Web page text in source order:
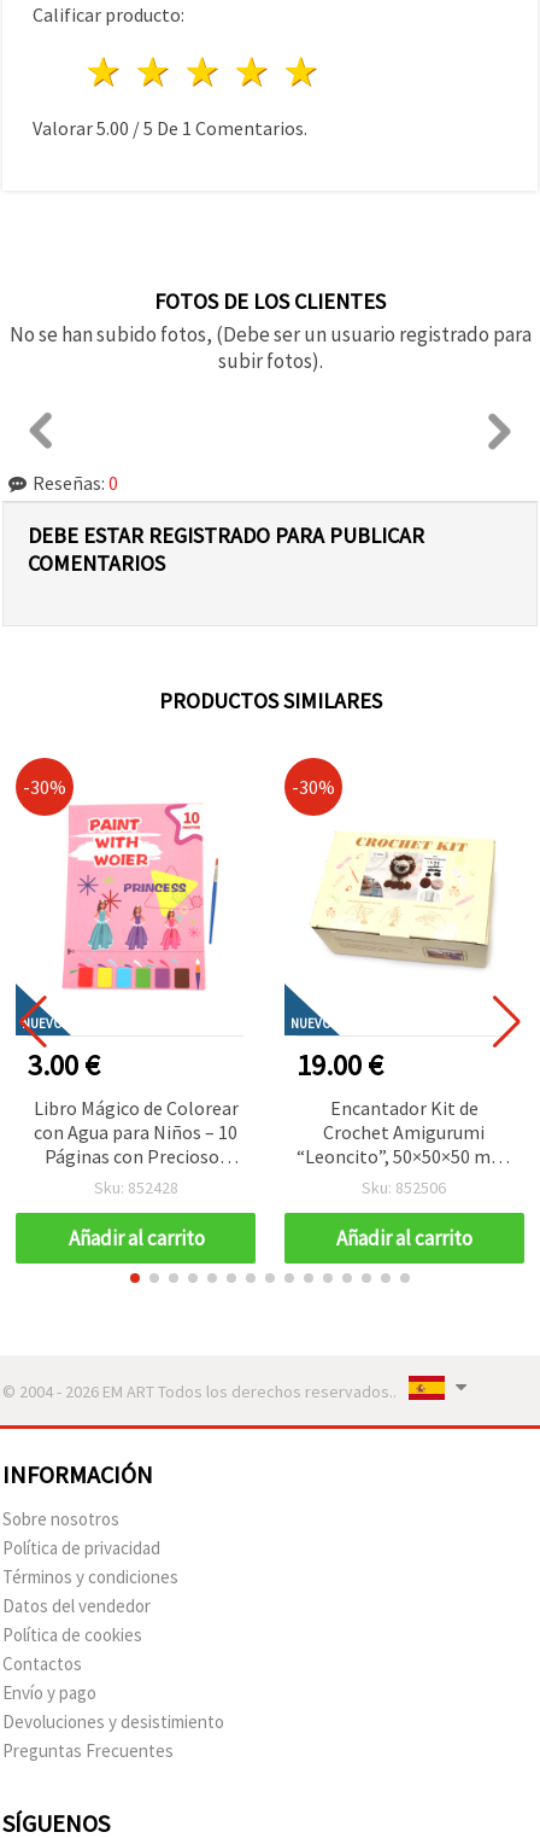
Calificar producto:
4 estrellas
3 estrellas
2 estrellas
1 estrella
Valorar5.00 /5 De 1 Comentarios.
FOTOS DE LOS CLIENTES
No se han subido fotos, (Debe ser un usuario registrado para
subir fotos).
Reseñas: 0
DEBE ESTAR REGISTRADO PARA PUBLICAR
COMENTARIOS
PRODUCTOS SIMILARES
-30%
NUEVO
3.00 €
Libro Mágico de Colorear
con Agua para Niños – 10
Páginas con Preciosos
Diseños de Princesas –
y Perfecto para
Manualidades Creativas de
Cuento de Hadas
Sku: 852428
Añadir al carrito
-30%
NUEVO
19.00 €
Encantador Kit de
Crochet Amigurumi
“Leoncito”, 50×50×50 mm,
GZ6064 – Proyecto
Amantes del Ganchillo y
Precioso Regalo Hecho a
Mano
Sku: 852506
Añadir al carrito
© 2004 - 2026 EM ART Todos los derechos reservados..
INFORMACIÓN
Sobre nosotros
Política de privacidad
Términos y condiciones
Datos del vendedor
Política de cookies
Contactos
Envío y pago
Devoluciones y desistimiento
Preguntas Frecuentes
SÍGUENOS